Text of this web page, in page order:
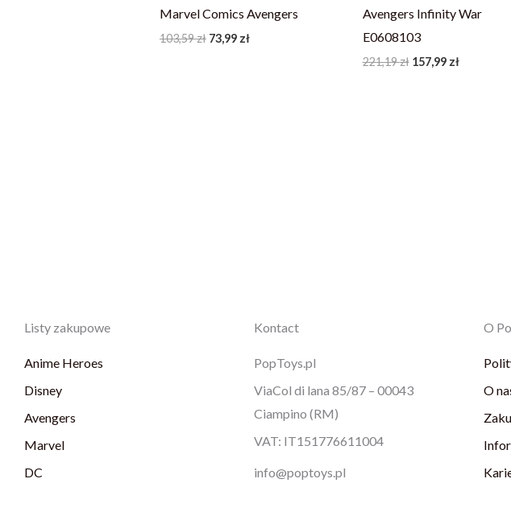
Marvel Comics Avengers
103,59zł 73,99 zł
Avengers Infinity War
E0608103
221,19zł 157,99 zł
Listy zakupowe
Anime Heroes
Disney
Avengers
Marvel
DC
Kontact
PopToys.pl
ViaCol di lana 85/87 – 00043
Ciampino (RM)
VAT: IT151776611004
info@poptoys.pl
O
O